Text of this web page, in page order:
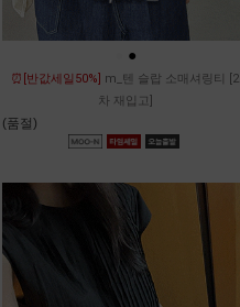
●
⏰[반값세일50%] m_텐 슬랍 소매셔링티 [2
차 재입고]
(품절)